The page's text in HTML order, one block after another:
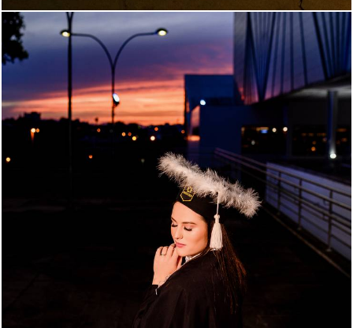
420 0